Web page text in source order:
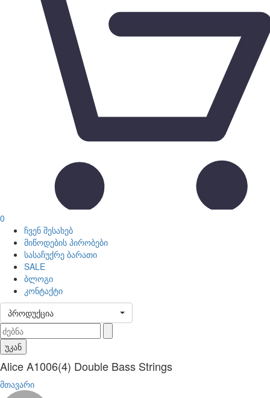
0
ჩვენ შესახებ
მიწოდების პირობები
სასაჩუქრე ბარათი
SALE
ბლოგი
კონტაქტი
პროდუქცია
უკან
Alice A1006(4) Double Bass Strings
მთავარი